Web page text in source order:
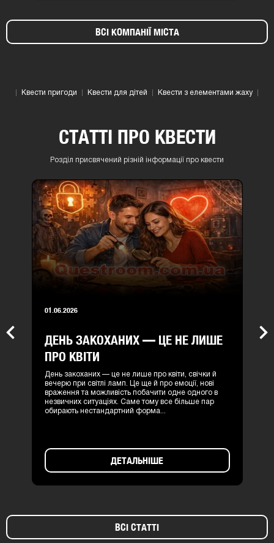
ВСІ КОМПАНІЇ МІСТА
Квести пригоди Квести для дітей Квести з елементами жаху
СТАТТІ ПРО КВЕСТИ
Розділ присвячений різній інформації про квести
Previous
ДЕНЬ ЗАКОХАНИХ — ЦЕ НЕ ЛИШЕ
ПРО КВІТИ
День закоханих — це не лише про квіти, свічки й
вечерю при світлі ламп. Це ще й про емоції, нові
враження та можливість побачити одне одного в
незвичних ситуаціях. Саме тому все більше пар
обирають нестандартний форма...
01.06.2026
ДЕТАЛЬНІШЕ
ВСІ СТАТТІ